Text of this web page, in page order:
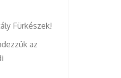
Fürkészek!
az